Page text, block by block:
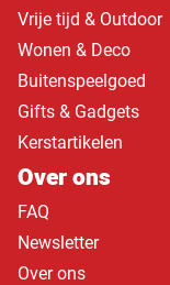
Vrije tijd & Outdoor
Wonen & Deco
Buitenspeelgoed
Gifts & Gadgets
Kerstartikelen
Over ons
FAQ
Newsletter
Over ons